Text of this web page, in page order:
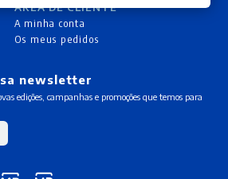
ÁREA DE CLIENTE
A minha conta
Os meus pedidos
newsletter
edições, campanhas e promoções que temos para